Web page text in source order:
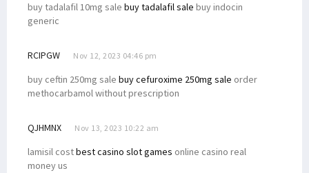
buy tadalafil 10mg sale buy tadalafil sale buy indocin
generic
RCIPGW Nov 12, 2023 04:46 pm
buy ceftin 250mg sale buy cefuroxime 250mg sale order
methocarbamol without prescription
QJHMNX Nov 13, 2023 10:22 am
lamisil costbest casino slot games online casino real
money us